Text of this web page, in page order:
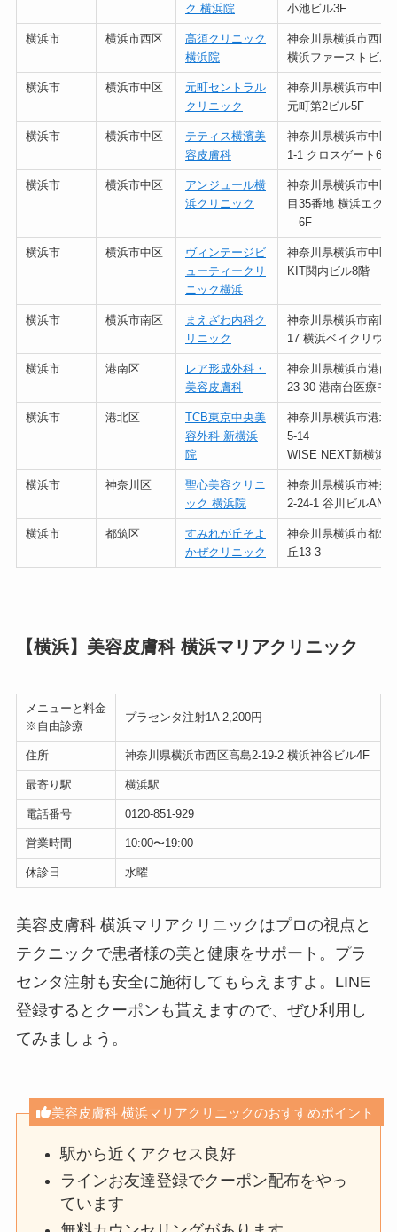
ク 横浜院
小池ビル3F
横浜市 横浜市西区
高須クリニック
横浜院
神奈川県横浜市西区
横浜ファーストビル
横浜市 横浜市中区
元町セントラル
クリニック
神奈川県横浜市中区
元町第2ビル5F
横浜市 横浜市中区
テティス横濱美
容皮膚科
神奈川県横浜市中区
1-1 クロスゲート6F
横浜市 横浜市中区
アンジュール横
浜クリニック
神奈川県横浜市中区
目35番地 横浜エク
6F
横浜市 横浜市中区
ヴィンテージビ
ューティークリ
ニック横浜
神奈川県横浜市中区
KIT関内ビル8階
横浜市 横浜市南区
まえざわ内科ク
リニック
神奈川県横浜市南区
17 横浜ベイクリウ
横浜市 港南区
レア形成外科・
美容皮膚科
神奈川県横浜市港南
23-30 港南台医療モ
横浜市 港北区
TCB東京中央美
容外科 新横浜
院
神奈川県横浜市港北
5-14
WISE NEXT新横浜
横浜市 神奈川区
聖心美容クリニ
ック 横浜院
神奈川県横浜市神奈
2-24-1 谷川ビル
横浜市 都筑区
すみれが丘そよ
かぜクリニック
神奈川県横浜市都筑
丘13-3
【横浜】美容皮膚科 横浜マリアクリニック
メニューと料金
※自由診療
プラセンタ注射1A 2,200円
住所 神奈川県横浜市西区高島2-19-2 横浜神谷ビル4F
最寄り駅 横浜駅
電話番号 0120-851-929
営業時間 10:00〜19:00
休診日 水曜
美容皮膚科 横浜マリアクリニックはプロの視点と
テクニックで患者様の美と健康をサポート。プラ
センタ注射も安全に施術してもらえますよ。LINE
登録するとクーポンも貰えますので、ぜひ利用し
てみましょう。
美容皮膚科 横浜マリアクリニックのおすすめポイント
駅から近くアクセス良好
ラインお友達登録でクーポン配布をやっ
ています